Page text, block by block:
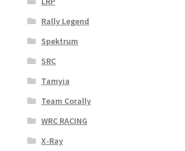
Rally Legend
Spektrum
SRC
Tamyia
Team Corally
WRC RACING
X-Ray